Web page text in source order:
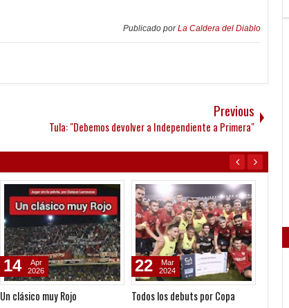
Publicado porLa Caldera del Diablo
Previous
Tula: "Debemos devolver a Independiente a Primera"
Arq. Claudio Pezzi y las bases
01
Jul
2026
Derrota de Las Diablas ante
15
Jun
2026